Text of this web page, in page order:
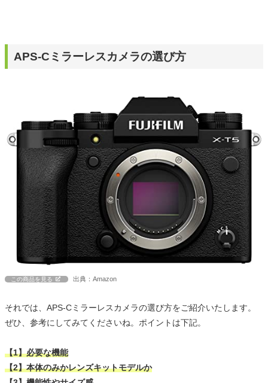
APS-Cミラーレスカメラの選び方
この商品を見る 出典：Amazon
それでは、APS-Cミラーレスカメラの選び方をご紹介いたします。
ぜひ、参考にしてみてくださいね。ポイントは下記。
【1】必要な機能
【2】本体のみかレンズキットモデルか